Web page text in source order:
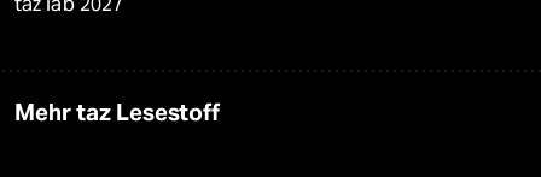
Mehr taz Lesestoff